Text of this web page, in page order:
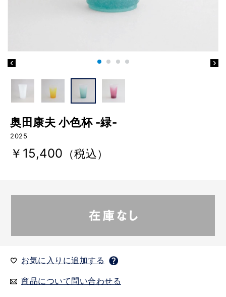
奥田康夫 小色杯 -緑-
2025
￥15,400 （税込）
お気に入りに追加する
商品について問い合わせる